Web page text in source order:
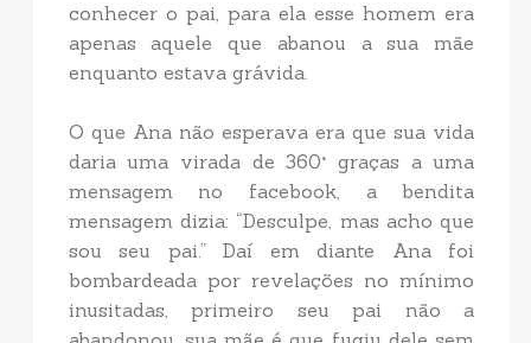
conhecer o pai, para ela esse homem era
apenas aquele que abanou a sua mãe
enquanto estava grávida.
O que Ana não esperava era que sua vida
daria uma virada de 360° graças a uma
mensagem no facebook, a bendita
mensagem dizia: “Desculpe, mas acho que
sou seu pai.” Daí em diante Ana foi
bombardeada por revelações no mínimo
inusitadas, primeiro seu pai não a